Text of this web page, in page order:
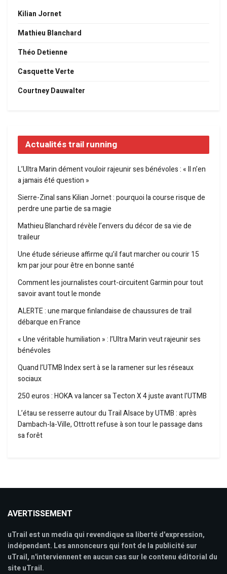
Kilian Jornet
Mathieu Blanchard
Théo Detienne
Casquette Verte
Courtney Dauwalter
Actualités trail running
L’Ultra Marin dément vouloir rajeunir ses bénévoles : « Il n’en
a jamais été question »
Sierre-Zinal sans Kilian Jornet : pourquoi la course risque de
perdre une partie de sa magie
Mathieu Blanchard révèle l’envers du décor de sa vie de
traileur
Une étude sérieuse affirme qu’il faut marcher ou courir 15
km par jour pour être en bonne santé
Comment les journalistes court-circuitent Garmin pour tout
savoir avant tout le monde
ALERTE : une marque finlandaise de chaussures de trail
débarque en France
« Une véritable humiliation » : l’Ultra Marin veut rajeunir ses
bénévoles
Quand l’UTMB Index sert à se la ramener sur les réseaux
sociaux
250 euros : HOKA va lancer sa Tecton X 4 juste avant l’UTMB
L’étau se resserre autour du Trail Alsace by UTMB : après
Dambach-la-Ville, Ottrott refuse à son tour le passage dans
sa forêt
AVERTISSEMENT
uTrail est un media qui revendique sa liberté d'expression,
indépendant. Les annonceurs qui font de la publicité sur
uTrail, n'interviennent en aucun cas sur le contenu éditorial du
site uTrail.